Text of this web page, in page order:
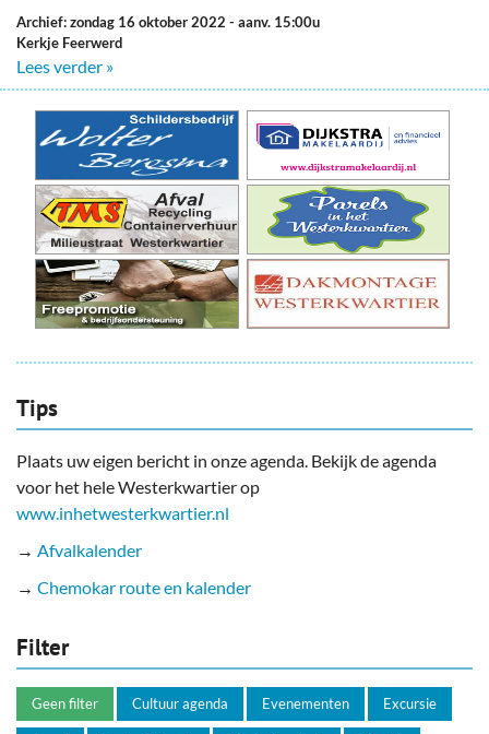
Archief: zondag 16 oktober 2022 - aanv. 15:00u
Kerkje Feerwerd
Lees verder »
Tips
Plaats uw eigen bericht in onze agenda. Bekijk de agenda
voor het hele Westerkwartier op
www.inhetwesterkwartier.nl
→ Afvalkalender
→ Chemokar route en kalender
Filter
Geen filter Cultuur agenda Evenementen Excursie